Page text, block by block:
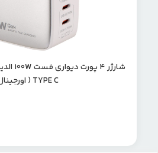
TYPE C ( اورجینال )